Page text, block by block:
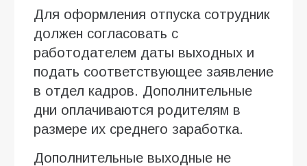
Для оформления отпуска сотрудник
должен согласовать с
работодателем даты выходных и
подать соответствующее заявление
в отдел кадров. Дополнительные
дни оплачиваются родителям в
размере их среднего заработка.
Дополнительные выходные не